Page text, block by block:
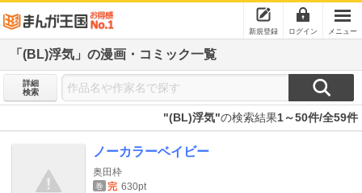
新規登録 ログイン メニュー
「(BL)浮気」の漫画・コミック一覧
詳細
検索
"(BL)浮気"の検索結果1～50件/全59件
ノーカラーベイビー
奥田枠
巻 完 630pt